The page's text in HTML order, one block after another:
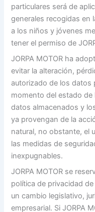
particulares será de
generales recogidas en
a los niños y jóvenes
tener el permiso de
JORPA MOTOR ha
evitar la alteración,
autorizado de los datos
momento del estado de
datos almacenados y
ya provengan de la
natural, no obstante, el
las medidas de
inexpugnables.
JORPA MOTOR se
política de privacidad
un cambio legislativo,
empresarial. Si JORPA